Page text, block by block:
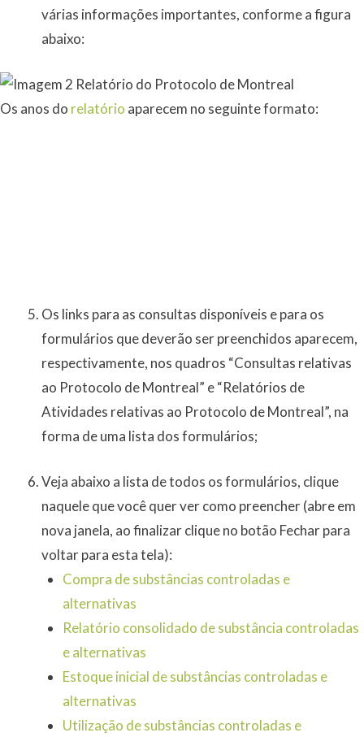
várias informações importantes, conforme a figura
abaixo:
Os anos do relatório aparecem no seguinte formato:
Os links para as consultas disponíveis e para os
formulários que deverão ser preenchidos aparecem,
respectivamente, nos quadros “Consultas relativas
ao Protocolo de Montreal” e “Relatórios de
Atividades relativas ao Protocolo de Montreal”, na
forma de uma lista dos formulários;
Veja abaixo a lista de todos os formulários, clique
naquele que você quer ver como preencher (abre em
nova janela, ao finalizar clique no botão Fechar para
voltar para esta tela):
Compra de substâncias controladas e
alternativas
Relatório consolidado de substância controladas
e alternativas
Estoque inicial de substâncias controladas e
alternativas
Utilização de substâncias controladas e